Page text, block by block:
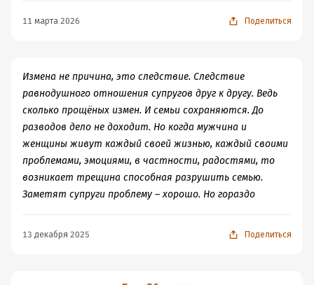
успокоил: – Лена, я не знаю, где твой отец. К тому же,
не забивай себе голову страшилками, ложись спать.
Утром я в любом случае тебе позвоню. И он
отключился. Лена попыталась успокоиться, но не
смогла. Она знала адрес квартиры Андрея и не
удержалась. Прямо ночью помчалась
11 марта 2026 Поделиться
Измена не причина, это следствие. Следствие
равнодушного отношения супругов друг к другу. Ведь
сколько прощёных измен. И семьи сохраняются. До
разводов дело не доходит. Но когда мужчина и
женщины живут каждый своей жизнью, каждый своими
проблемами, эмоциями, в частности, радостями, то
возникает трещина способная разрушить семью.
Заметят супруги проблему – хорошо. Но гораздо
13 декабря 2025 Поделиться